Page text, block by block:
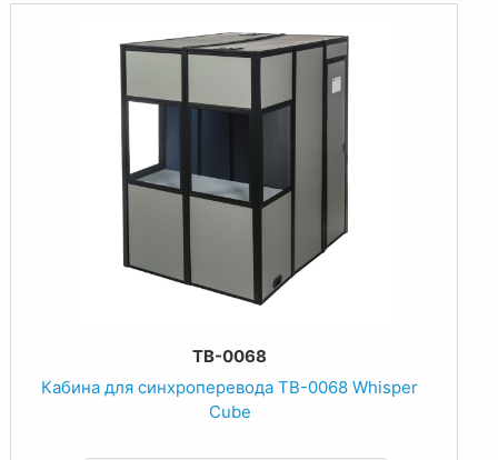
TB-0068
Кабина для синхроперевода TB-0068 Whisper
Cube